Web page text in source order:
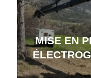
MISE EN